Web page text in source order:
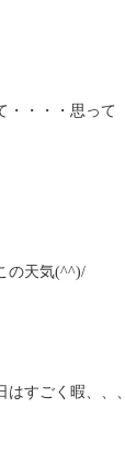
・・・・思って
の天気(^^)/
はすごく暇、、、